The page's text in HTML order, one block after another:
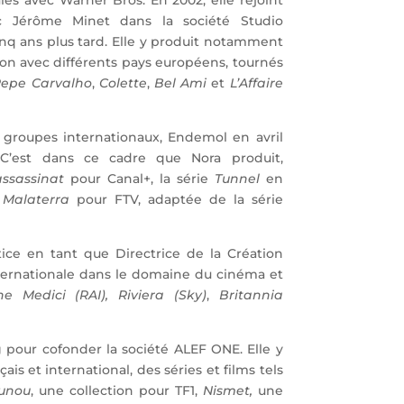
Jérôme Minet dans la société Studio
ans plus tard. Elle y produit notamment
avec différents pays européens, tournés
Carvalho, Colette,Bel Amiet L’Affaire
internationaux, Endemol en avril
dans ce cadre que Nora produit,
pour Canal+, la série Tunnelen
Malaterra pour FTV, adaptée de la série
en tant que Directrice de la Création
dans le domaine du cinéma et
Medici (RAI),
Riviera (Sky), Britannia
pour cofonder la société ALEF ONE. Elle y
et international, des séries et films tels
, une collection pour TF1, Nismet, une